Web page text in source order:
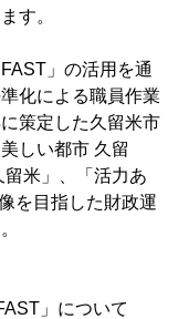
す。
」の活用を通
化による職員作業
策定した久留米市
しい都市 久留
米」、「活力あ
を目指した財政運
」について